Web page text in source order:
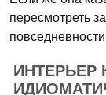
пересмотреть
ИНТЕРЬЕР